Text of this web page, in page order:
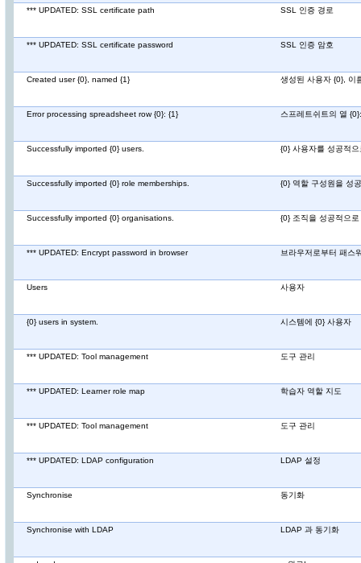
*** UPDATED: SSL certificate path SSL 인증 경로
*** UPDATED: SSL certificate password SSL 인증 암호
Created user {0}, named {1} 생성된 사용자 {0}, 이
Error processing spreadsheet row {0}: {1} 스프레트쉬트의 열
Successfully imported {0} users. {0} 사용자를 성공적
Successfully imported {0} role memberships. {0} 역할 구성원을 성
Successfully imported {0} organisations. {0} 조직을 성공적으
*** UPDATED: Encrypt password in browser 브라우저로부터 패스
Users 사용자
{0} users in system. 시스템에 {0} 사용자
*** UPDATED: Tool management 도구 관리
*** UPDATED: Learner role map 학습자 역할 지도
*** UPDATED: Tool management 도구 관리
*** UPDATED: LDAP configuration LDAP 설정
Synchronise 동기화
Synchronise with LDAP LDAP 과 동기화